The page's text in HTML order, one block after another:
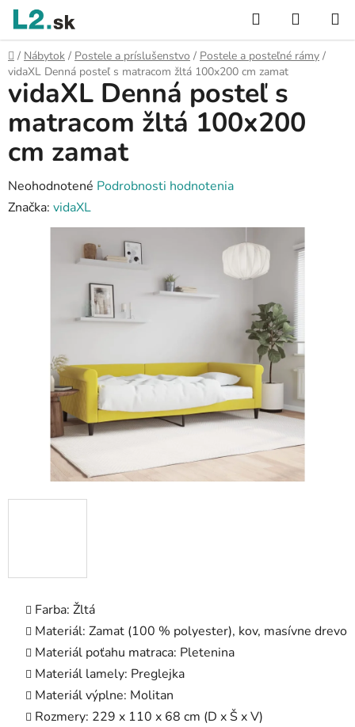
Prejsť
obsah
Hľadať
KOŠÍK
Domov
/ Nábytok / Postele a príslušenstvo / Postele a posteľné rámy /
vidaXL Denná posteľ s matracom žltá 100x200 cm zamat
Farba: Žltá
Materiál: Zamat (100 % polyester), kov, masívne drevo
Materiál poťahu matraca: Pletenina
Materiál lamely: Preglejka
Materiál výplne: Molitan
Rozmery: 229 x 110 x 68 cm (D x Š x V)
vidaXL Denná posteľ s
matracom žltá 100x200
cm zamat
Priemerné
hodnotenie
produktu
Neohodnotené Podrobnosti hodnotenia
Značka: vidaXL